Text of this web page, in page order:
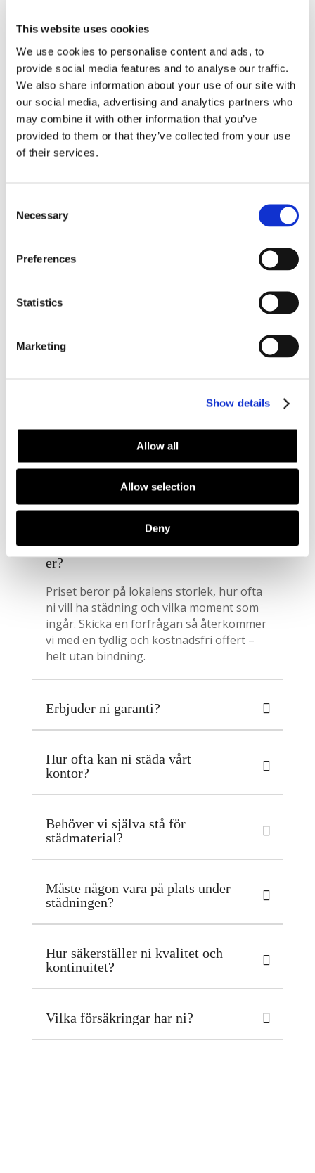
This website uses cookies
We use cookies to personalise content and ads, to
provide social media features and to analyse our traffic.
We also share information about your use of our site with
our social media, advertising and analytics partners who
may combine it with other information that you’ve
provided to them or that they’ve collected from your use
of their services.
Selection
Necessary
Preferences
Statistics
Marketing
Show details
Allow all
Allow selection
Deny
sätt som förenklar vardagen och stärker
arbetsmiljön.
Har ni frågor eller vill ni ha en kostnadsfri
offert? Varmt välkomna att kontakta oss – vi
återkopplar snabbt och hjälper er vidare utan
krångel.
Kvalitet och miljö i fokus
om vår miljö och vill göra vårt i klimatfrågan.
sjukdom vet vad som ska göras. För säker
med SSF, Svenska Stöldskyddsföreningen så att
alla nycklar vi kvitterar ut tilldelas en personlig
Alla rengöringsmedel som används är
som trasor och moppar återanvänds och
kundens egna önskemål.
Frågor och svar om vår
kontorsstädning
Hur mycket kostar det att anlita
er?
Priset beror på lokalens storlek, hur ofta
ni vill ha städning och vilka moment som
ingår. Skicka en förfrågan så återkommer
vi med en tydlig och kostnadsfri offert –
helt utan bindning.
Erbjuder ni garanti?
Hur ofta kan ni städa vårt
kontor?
Behöver vi själva stå för
städmaterial?
Måste någon vara på plats under
städningen?
Hur säkerställer ni kvalitet och
kontinuitet?
Vilka försäkringar har ni?